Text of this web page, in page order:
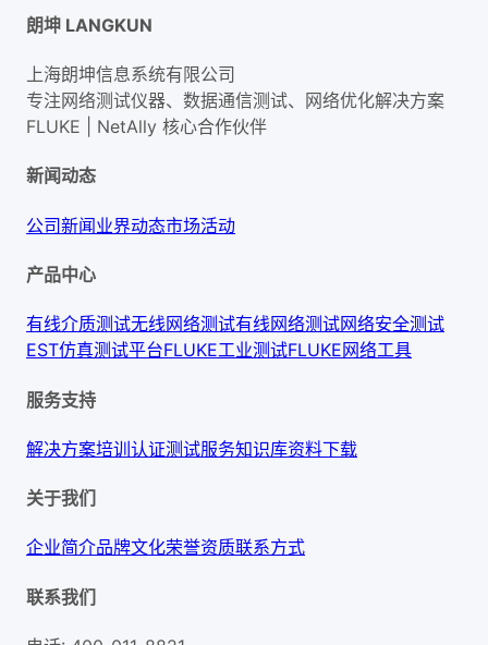
朗坤 LANGKUN
上海朗坤信息系统有限公司
专注网络测试仪器、数据通信测试、网络优化解决方案
FLUKE | NetAlly 核心合作伙伴
新闻动态
公司新闻业界动态市场活动
产品中心
有线介质测试无线网络测试有线网络测试网络安全测试
EST仿真测试平台FLUKE工业测试FLUKE网络工具
服务支持
解决方案培训认证测试服务知识库资料下载
关于我们
企业简介品牌文化荣誉资质联系方式
联系我们